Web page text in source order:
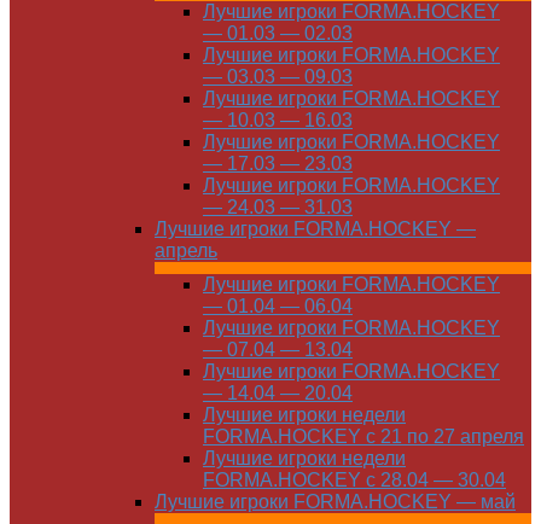
Лучшие игроки FORMA.HOCKEY
— 01.03 — 02.03
Лучшие игроки FORMA.HOCKEY
— 03.03 — 09.03
Лучшие игроки FORMA.HOCKEY
— 10.03 — 16.03
Лучшие игроки FORMA.HOCKEY
— 17.03 — 23.03
Лучшие игроки FORMA.HOCKEY
— 24.03 — 31.03
Лучшие игроки FORMA.HOCKEY —
апрель
Лучшие игроки FORMA.HOCKEY
— 01.04 — 06.04
Лучшие игроки FORMA.HOCKEY
— 07.04 — 13.04
Лучшие игроки FORMA.HOCKEY
— 14.04 — 20.04
Лучшие игроки недели
FORMA.HOCKEY с 21 по 27 апреля
Лучшие игроки недели
FORMA.HOCKEY с 28.04 — 30.04
Лучшие игроки FORMA.HOCKEY — май